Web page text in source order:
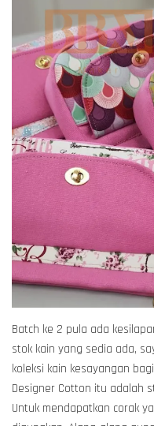
Batch ke 2 pula ada
stok kain yang sedia ada,
koleksi kain kesayangan
Designer Cotton itu adalah
Untuk mendapatkan corak